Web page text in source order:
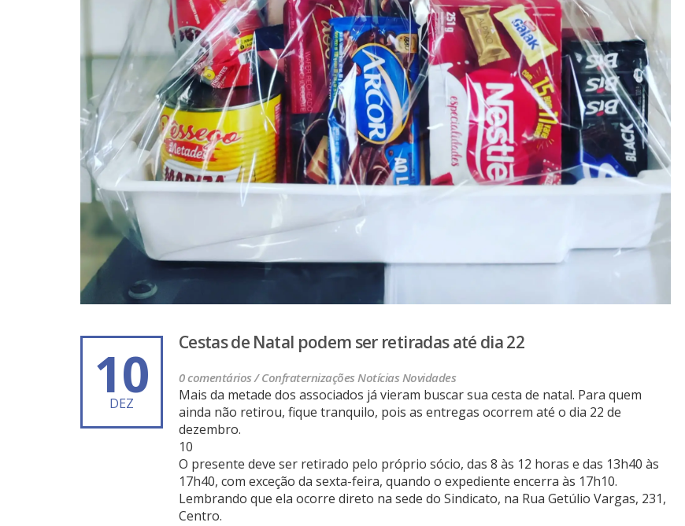
10
DEZ
Cestas de Natal podem ser retiradas até dia 22
0 comentários /Confraternizações Notícias Novidades
Mais da metade dos associados já vieram buscar sua cesta de natal. Para quem
ainda não retirou, fique tranquilo, pois as entregas ocorrem até o dia 22 de
dezembro.
10
O presente deve ser retirado pelo próprio sócio, das 8 às 12 horas e das 13h40 às
17h40, com exceção da sexta-feira, quando o expediente encerra às 17h10.
Lembrando que ela ocorre direto na sede do Sindicato, na Rua Getúlio Vargas, 231,
Centro.